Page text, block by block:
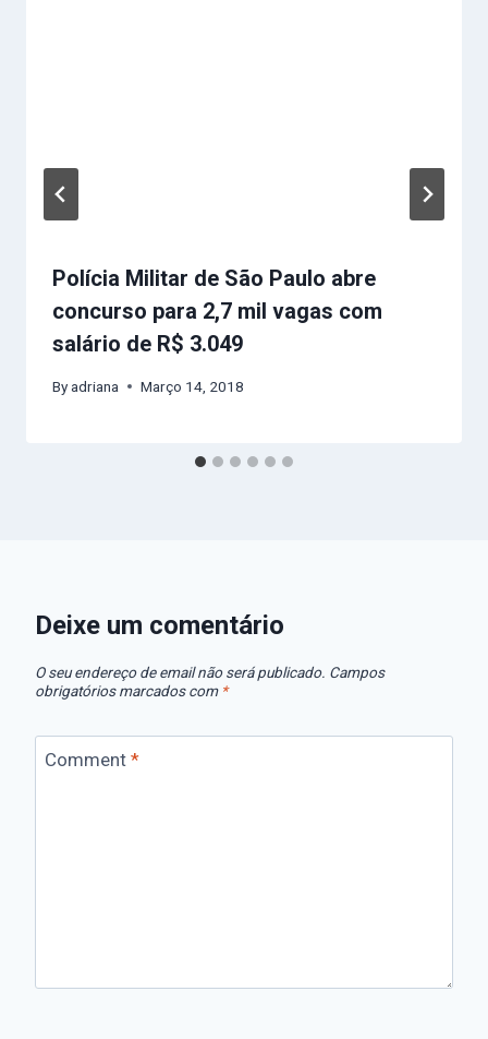
Polícia Militar de São Paulo abre
concurso para 2,7 mil vagas com
salário de R$ 3.049
Byadriana Março 14, 2018
Deixe um comentário
O seu endereço de email não será publicado. Campos
obrigatórios marcados com *
Comment *